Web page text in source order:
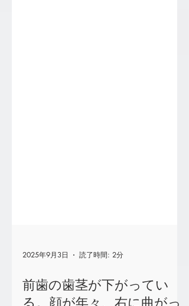
2025年9月3日 読了時間: 2分